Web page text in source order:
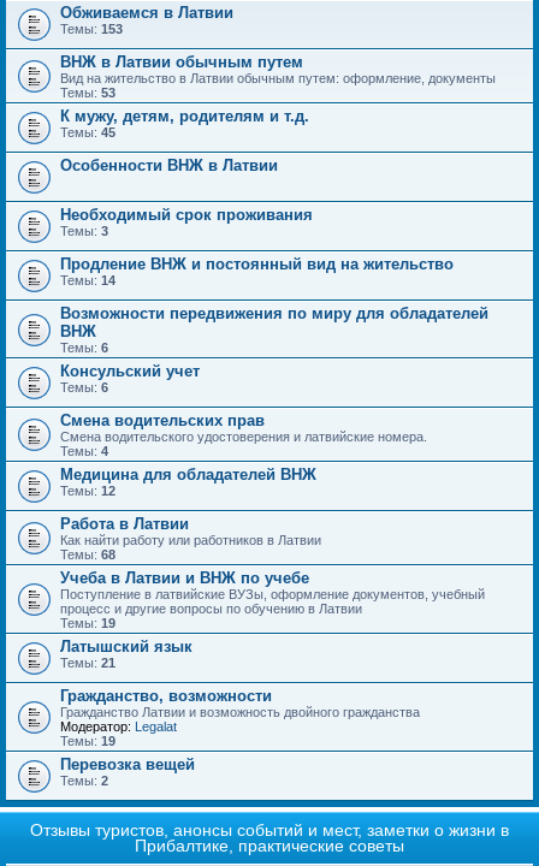
Обживаемся в Латвии
Темы: 153
ВНЖ в Латвии обычным путем
Вид на жительство в Латвии обычным путем: оформление, документы
Темы: 53
К мужу, детям, родителям и т.д.
Темы: 45
Особенности ВНЖ в Латвии
Необходимый срок проживания
Темы: 3
Продление ВНЖ и постоянный вид на жительство
Темы: 14
Возможности передвижения по миру для обладателей
ВНЖ
Темы: 6
Консульский учет
Темы: 6
Смена водительских прав
Смена водительского удостоверения и латвийские номера.
Темы: 4
Медицина для обладателей ВНЖ
Темы: 12
Работа в Латвии
Как найти работу или работников в Латвии
Темы: 68
Учеба в Латвии и ВНЖ по учебе
Поступление в латвийские ВУЗы, оформление документов, учебный
процесс и другие вопросы по обучению в Латвии
Темы: 19
Латышский язык
Темы: 21
Гражданство, возможности
Гражданство Латвии и возможность двойного гражданства
Модератор:
Legalat
Темы: 19
Перевозка вещей
Темы: 2
Отзывы туристов, анонсы событий и мест, заметки о жизни в
Прибалтике, практические советы